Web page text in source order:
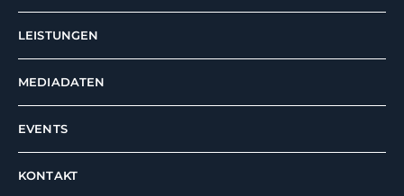
LEISTUNGEN
MEDIADATEN
EVENTS
KONTAKT